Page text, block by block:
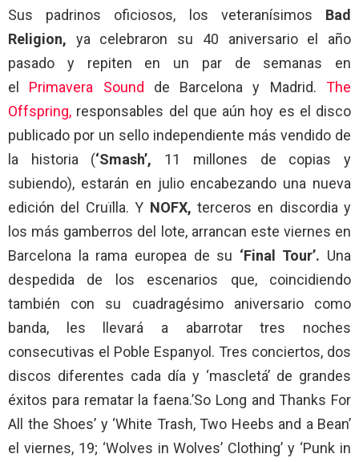
Sus padrinos oficiosos, los veteranísimos Bad
Religion, ya celebraron su 40 aniversario el año
pasado y repiten en un par de semanas en
el Primavera Sound de Barcelona y Madrid.The
Offspring, responsables del que aún hoy es el disco
publicado por un sello independiente más vendido de
la historia (‘Smash’, 11 millones de copias y
subiendo), estarán en julio encabezando una nueva
edición del Cruïlla. Y NOFX, terceros en discordia y
los más gamberros del lote, arrancan este viernes en
Barcelona la rama europea de su ‘Final Tour’. Una
despedida de los escenarios que, coincidiendo
también con su cuadragésimo aniversario como
banda, les llevará a abarrotar tres noches
consecutivas el Poble Espanyol. Tres conciertos, dos
discos diferentes cada día y ‘mascletá’ de grandes
éxitos para rematar la faena.’So Long and Thanks For
All the Shoes’ y ‘White Trash, Two Heebs and a Bean’
el viernes, 19; ‘Wolves in Wolves’ Clothing’ y ‘Punk in